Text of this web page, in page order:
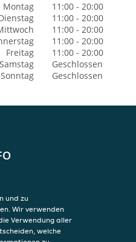
Montag
11:00 - 20:00
11:00 - 20:00
11:00 - 20:00
11:00 - 20:00
Freitag
11:00 - 20:00
Samstag
Geschlossen
Sonntag
Geschlossen
und zu
Wir verwenden
Verwendung aller
welche